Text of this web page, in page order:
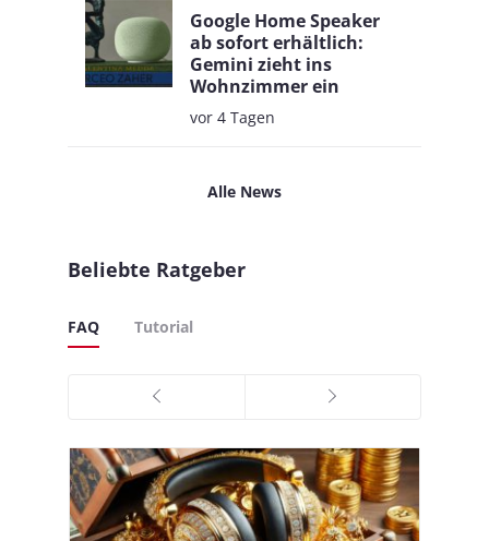
Google Home Speaker
ab sofort erhältlich:
Gemini zieht ins
Wohnzimmer ein
vor 4 Tagen
Alle News
Beliebte Ratgeber
FAQ Tutorial